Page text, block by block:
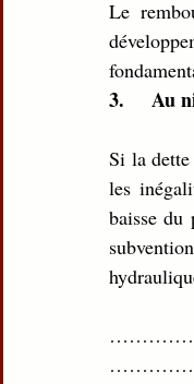
Le
3.     Au
Si la dette
les
baisse du